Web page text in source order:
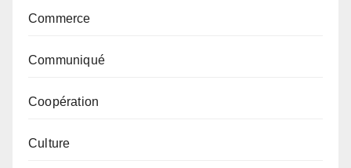
Commerce
Communiqué
Coopération
Culture